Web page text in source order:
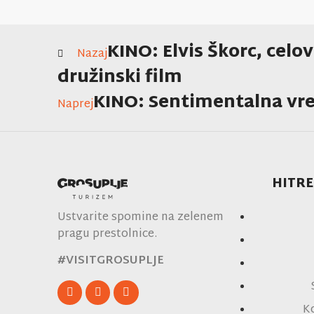
NazajKINO: Elvis Škorc,
družinski film
NaprejKINO: Sentimentalna
Ustvarite spomine na zelenem
pragu prestolnice.
#VISITGROSUPLJE